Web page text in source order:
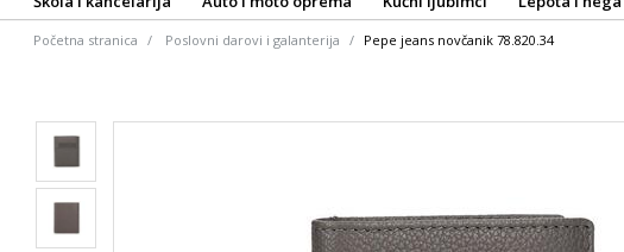
Početna stranica Poslovni darovi i galanterija Pepe jeans novčanik 78.820.34